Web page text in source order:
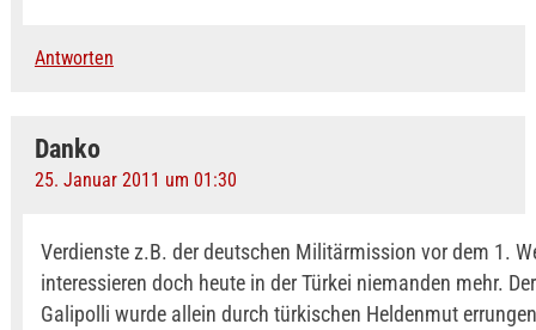
Antworten
Danko
25. Januar 2011 um 01:30
Verdienste z.B. der deutschen Militärmission vor dem 1.
interessieren doch heute in der Türkei niemanden mehr.
Galipolli wurde allein durch türkischen Heldenmut